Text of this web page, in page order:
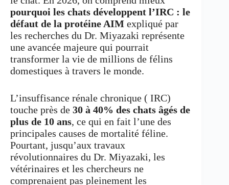
pourquoi les chats développent l’IRC : le
défaut de la protéine AIM expliqué par
les recherches du Dr. Miyazaki représente
une avancée majeure qui pourrait
transformer la vie de millions de félins
domestiques à travers le monde.
L’insuffisance rénale chronique ( IRC)
touche près de 30 à 40% des chats âgés de
plus de 10 ans, ce qui en fait l’une des
principales causes de mortalité féline.
Pourtant, jusqu’aux travaux
révolutionnaires du Dr. Miyazaki, les
vétérinaires et les chercheurs ne
comprenaient pas pleinement les